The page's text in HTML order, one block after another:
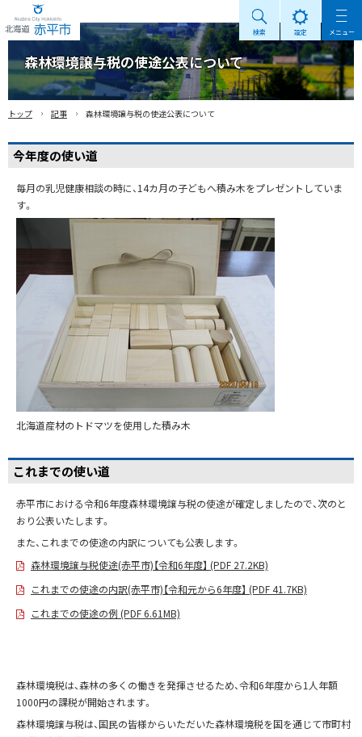
Akabira City Hokkaido 北海道 赤平市
検索 設定 メニュー
森林環境譲与税の使途公表について
トップ › 記事 › 森林環境譲与税の使途公表について
今年度の使い道
毎月の乳児健康相談の時に、14カ月の子どもへ積み木をプレゼントしていま
す。
北海道産材のトドマツを使用した積み木
これまでの使い道
赤平市における令和6年度森林環境譲与税の使途が確定しましたので、次のと
おり公表いたします。
また、これまでの使途の内訳についても公表します。
森林環境譲与税使途(赤平市)【令和6年度】 (PDF 27.2KB)
これまでの使途の内訳(赤平市)【令和元から6年度】 (PDF 41.7KB)
これまでの使途の例 (PDF 6.61MB)
森林環境税は、森林の多くの働きを発揮させるため、令和6年度から1人年額
1000円の課税が開始されます。
森林環境譲与税は、国民の皆様からいただいた森林環境税を国を通じて市町村